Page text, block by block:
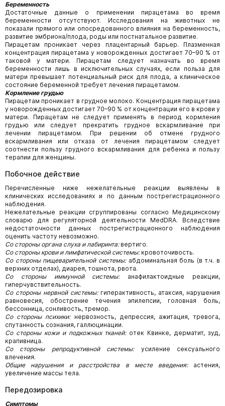
Беременность
Достаточные данные о применении пирацетама во время
беременности отсутствуют. Исследования на животных не
показали прямого или опосредованного влияния на беременность,
развитие эмбриона/плода, роды или постнатальное развитие.
Пирацетам проникает через плацентарный барьер. Плазменная
концентрация пирацетама у новорожденных достигает 70–90 % от
таковой у матери. Пирацетам следует назначать во время
беременности лишь в исключительных случаях, если польза для
матери превышает потенциальный риск для плода, а клиническое
состояние беременной требует лечения пирацетамом.
Кормление грудью
Пирацетам проникает в грудное молоко. Концентрация пирацетама
у новорожденных достигает 70–90 % от концентрации его в крови у
матери. Пирацетам не следует применять в период кормления
грудью или следует прекратить грудное вскармливание при
лечении пирацетамом. При решении об отмене грудного
вскармливания или отказа от лечения пирацетамом следует
соотнести пользу грудного вскармливания для ребенка и пользу
терапии для женщины.
Побочное действие
Перечисленные ниже нежелательные реакции выявлены в
клинических исследованиях и по данным пострегистрационного
наблюдения.
Нежелательные реакции сгруппированы согласно Медицинскому
словарю для регуляторной деятельности MedDRA. Вследствие
недостаточности данных пострегистрационного наблюдения
оценить частоту невозможно.
Со стороны органа слуха и лабиринта:вертиго.
Со стороны крови и лимфатической системы:кровоточивость.
Со стороны пищеварительной системы:абдоминальная боль (в т.ч. в
верхних отделах), диарея, тошнота, рвота.
Со стороны иммунной системы:анафилактоидные реакции,
гиперчувствительность.
Со стороны нервной системы:гиперактивность, атаксия, нарушения
равновесия, обострение течения эпилепсии, головная боль,
бессонница, сонливость, тремор.
Со стороны психики:нервозность, депрессия, ажитация, тревога,
спутанность сознания, галлюцинации.
Со стороны кожи и подкожных тканей:отек Квинке, дерматит, зуд,
крапивница.
Со стороны репродуктивной системы:усиление сексуального
влечения.
Общие нарушения и расстройства в месте введения:астения,
увеличение массы тела.
Передозировка
Симптомы